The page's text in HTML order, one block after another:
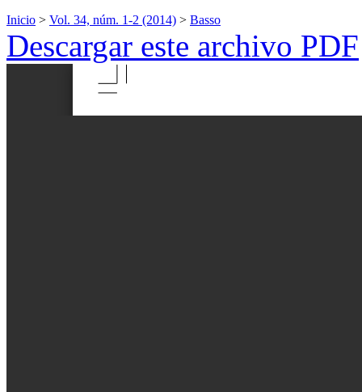
Inicio > Vol. 34, núm. 1-2 (2014) > Basso
Descargar este archivo PDF